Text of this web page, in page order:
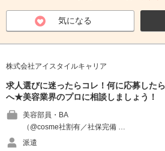
気になる
株式会社アイスタイルキャリア
求人選びに迷ったらコレ！何に応募した
へ★美容業界のプロに相談しましょう！
美容部員・BA
（@cosme社割有／社保完備 …
派遣